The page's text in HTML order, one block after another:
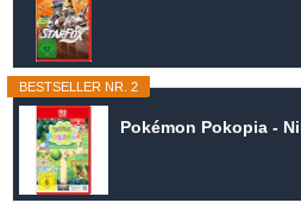
BESTSELLER NR. 2
Pokémon Pokopia -